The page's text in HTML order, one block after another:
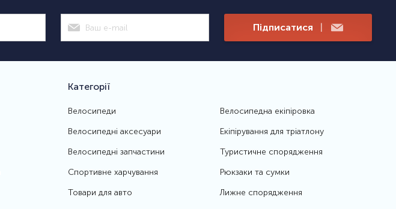
Підписатися |
Категорії
Велосипеди
Велосипедні аксесуари
Велосипедні запчастини
Спортивне харчування
Товари для авто
Велосипедна екіпіровка
Екіпірування для тріатлону
Туристичне спорядження
Рюкзаки та сумки
Лижне спорядження